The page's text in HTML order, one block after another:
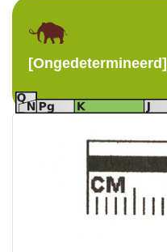
[Ongedetermineerd]